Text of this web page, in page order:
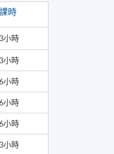
時
3小時
3小時
6小時
6小時
6小時
3小時